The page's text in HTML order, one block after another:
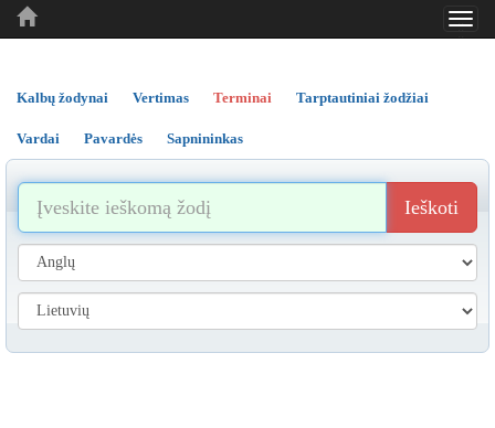
..
..
Kalbų žodynai Vertimas Terminai Tarptautiniai žodžiai
Vardai Pavardės Sapnininkas
Ieškoti